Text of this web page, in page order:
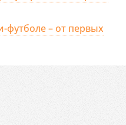
футболе – от первых